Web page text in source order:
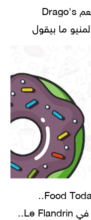
كاميرا Food Today داخل مطعم Drago's
ما بيقول
ترشيحات النهاردة من Food Today Bites..
فطار رمضان بلمسة فرنساوي في Le Flandrin..